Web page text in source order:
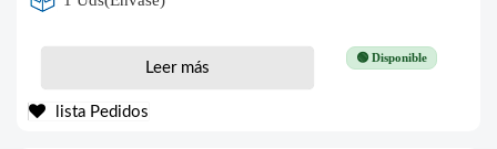
🟢 Disponible
Leer más
lista Pedidos